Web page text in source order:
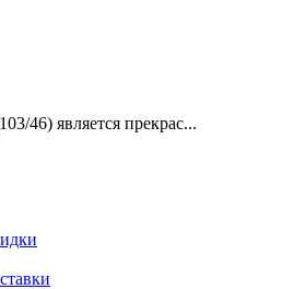
46) является прекрас...